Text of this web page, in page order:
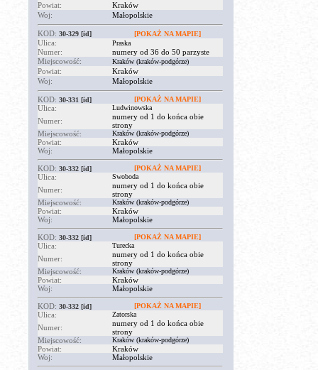
Powiat:
Kraków
Woj:
Małopolskie
KOD: 30-329 [id] [POKAŻ NA MAPIE]
Ulica: Praska
Numer:
numery od 36 do 50 parzyste
Miejscowość:
Kraków (kraków-podgórze)
Powiat:
Kraków
Woj:
Małopolskie
KOD: 30-331 [id] [POKAŻ NA MAPIE]
Ulica: Ludwinowska
Numer:
numery od 1 do końca obie
strony
Miejscowość:
Kraków (kraków-podgórze)
Powiat:
Kraków
Woj:
Małopolskie
KOD: 30-332 [id] [POKAŻ NA MAPIE]
Ulica: Swoboda
Numer:
numery od 1 do końca obie
strony
Miejscowość:
Kraków (kraków-podgórze)
Powiat:
Kraków
Woj:
Małopolskie
KOD: 30-332 [id] [POKAŻ NA MAPIE]
Ulica: Turecka
Numer:
numery od 1 do końca obie
strony
Miejscowość:
Kraków (kraków-podgórze)
Powiat:
Kraków
Woj:
Małopolskie
KOD: 30-332 [id] [POKAŻ NA MAPIE]
Ulica: Zatorska
Numer:
numery od 1 do końca obie
strony
Miejscowość:
Kraków (kraków-podgórze)
Powiat:
Kraków
Woj:
Małopolskie